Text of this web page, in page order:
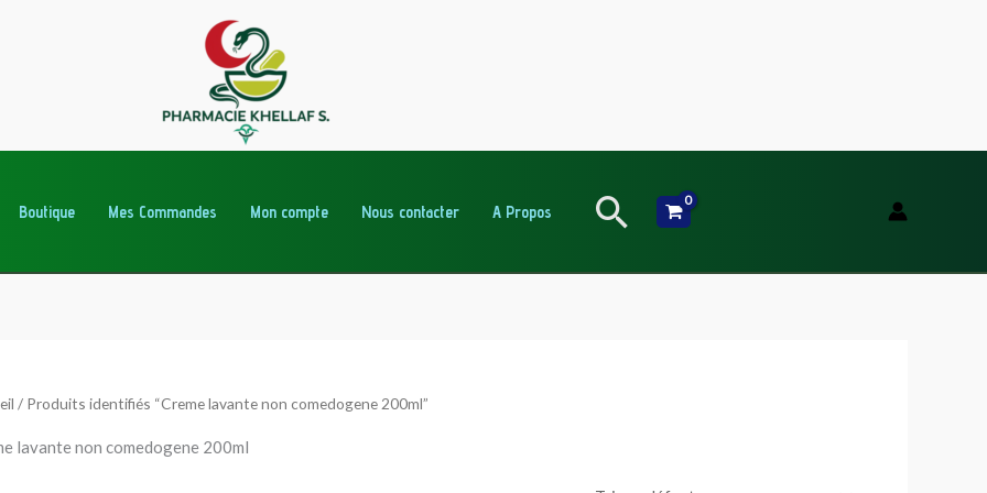
Boutique Mes Commandes Mon compte Nous contacter A Propos Rechercher
/ Produits identifiés “Creme lavante non comedogene 200ml”
lavante non comedogene 200ml